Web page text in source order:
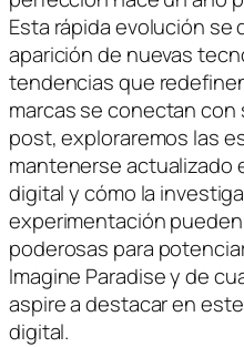
Esta rápida evolución se
aparición de nuevas
tendencias que
marcas se conectan con
post, exploraremos las
mantenerse actualizado
digital y cómo la
experimentación
poderosas para
Imagine Paradise y de
aspire a destacar en
digital.